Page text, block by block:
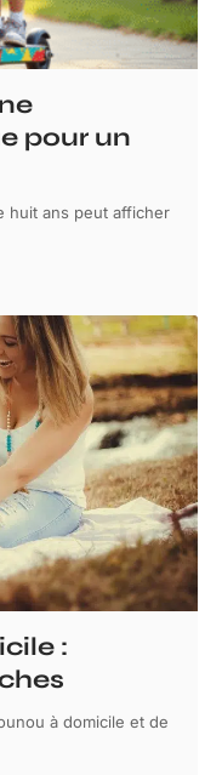
pour un
huit ans peut afficher
:
à domicile et de